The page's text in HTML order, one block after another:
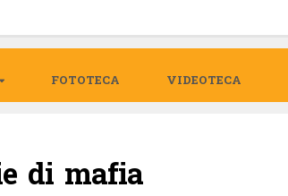
FOTOTECA VIDEOTECA
di mafia